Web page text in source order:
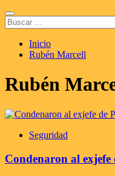
Saltar
al
contenido
Menú
principal
Buscar:
Inicio
Rubén Marcell
Rubén
Seguridad
Condenaron al